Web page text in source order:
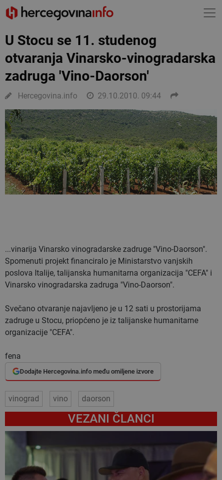
U Stocu se 11. studenog
otvaranja Vinarsko-vinogradarska
zadruga 'Vino-Daorson'
Hercegovina.info 29.10.2010. 09:44
...vinarija Vinarsko vinogradarske zadruge "Vino-Daorson".
Spomenuti projekt financiralo je Ministarstvo vanjskih
poslova Italije, talijanska humanitarna organizacija "CEFA" i
Vinarsko vinogradarska zadruga "Vino-Daorson".
Svečano otvaranje najavljeno je u 12 sati u prostorijama
zadruge u Stocu, priopćeno je iz talijanske humanitarne
organizacije "CEFA".
fena
Dodajte Hercegovina.info među omiljene izvore
vinograd vino daorson
VEZANI ČLANCI